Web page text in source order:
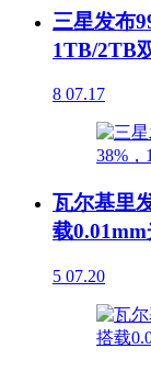
三星发布
1TB/2TB
8 07.17
瓦尔基里
载
5 07.20